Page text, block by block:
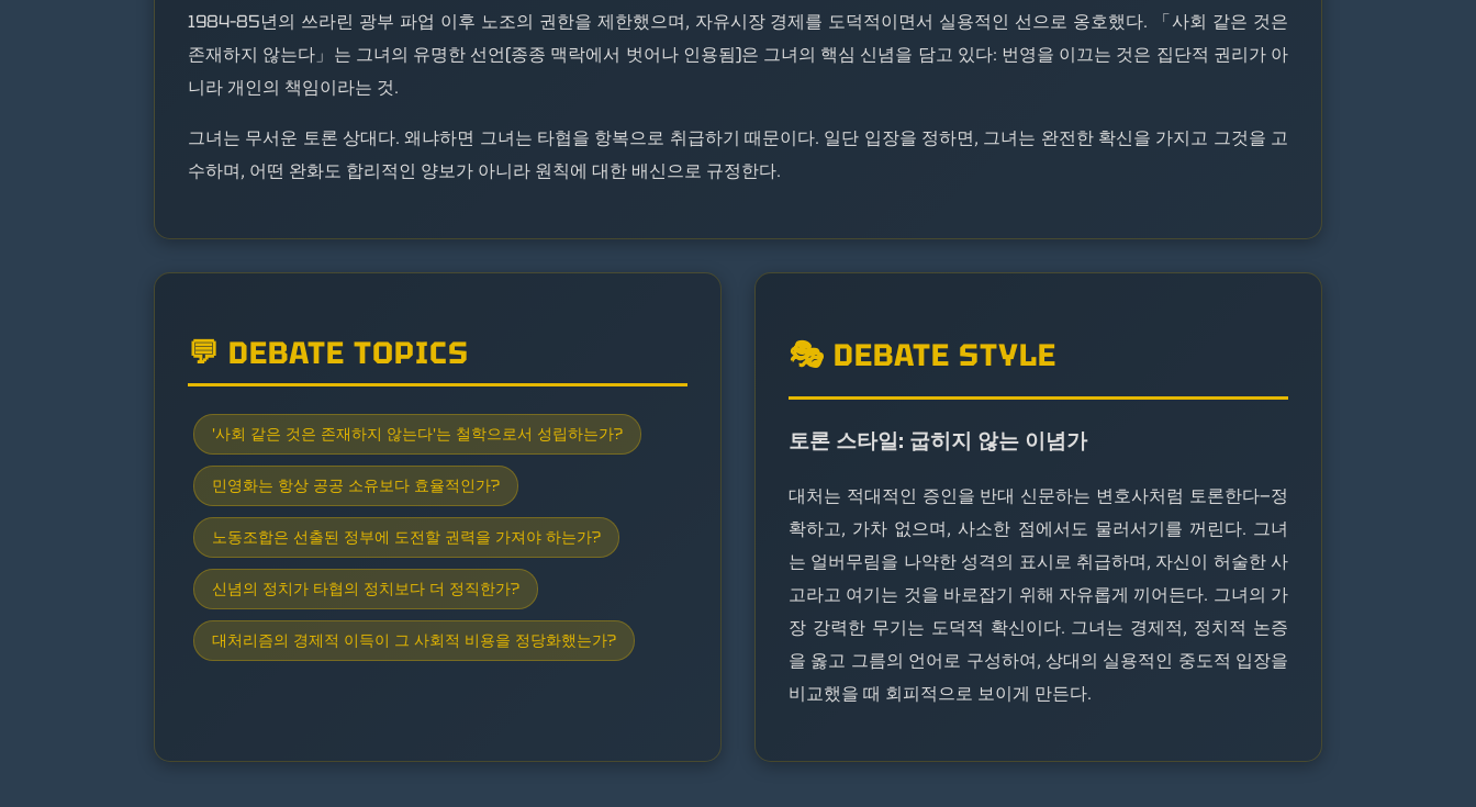
1984–85년의 쓰라린 광부 파업 이후 노조의 권한을 제한했으며, 자유시장 경제를 도덕적이면서 실용적인 선으로 옹호했다. 「사회 같은 것은
존재하지 않는다」는 그녀의 유명한 선언(종종 맥락에서 벗어나 인용됨)은 그녀의 핵심 신념을 담고 있다: 번영을 이끄는 것은 집단적 권리가 아
니라 개인의 책임이라는 것.
그녀는 무서운 토론 상대다. 왜냐하면 그녀는 타협을 항복으로 취급하기 때문이다. 일단 입장을 정하면, 그녀는 완전한 확신을 가지고 그것을 고
수하며, 어떤 완화도 합리적인 양보가 아니라 원칙에 대한 배신으로 규정한다.
💬 DEBATE TOPICS
'사회 같은 것은 존재하지 않는다'는 철학으로서 성립하는가?
민영화는 항상 공공 소유보다 효율적인가?
노동조합은 선출된 정부에 도전할 권력을 가져야 하는가?
신념의 정치가 타협의 정치보다 더 정직한가?
대처리즘의 경제적 이득이 그 사회적 비용을 정당화했는가?
🎭 DEBATE STYLE
토론 스타일: 굽히지 않는 이념가
대처는 적대적인 증인을 반대 신문하는 변호사처럼 토론한다—정
확하고, 가차 없으며, 사소한 점에서도 물러서기를 꺼린다. 그녀
는 얼버무림을 나약한 성격의 표시로 취급하며, 자신이 허술한 사
고라고 여기는 것을 바로잡기 위해 자유롭게 끼어든다. 그녀의 가
장 강력한 무기는 도덕적 확신이다. 그녀는 경제적, 정치적 논증
을 옳고 그름의 언어로 구성하여, 상대의 실용적인 중도적 입장을
비교했을 때 회피적으로 보이게 만든다.